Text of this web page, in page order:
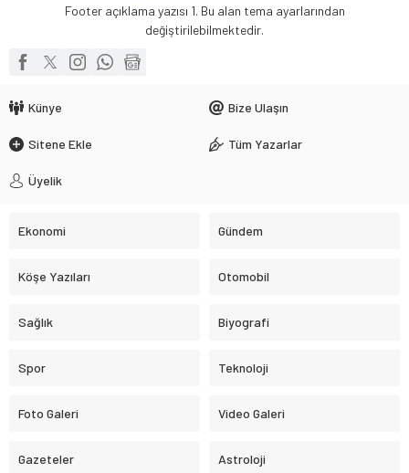
Footer açıklama yazısı 1. Bu alan tema ayarlarından
değiştirilebilmektedir.
Künye Bize Ulaşın
Sitene Ekle Tüm Yazarlar
Üyelik
Ekonomi Gündem
Köşe Yazıları Otomobil
Sağlık Biyografi
Spor Teknoloji
Foto Galeri Video Galeri
Gazeteler Astroloji